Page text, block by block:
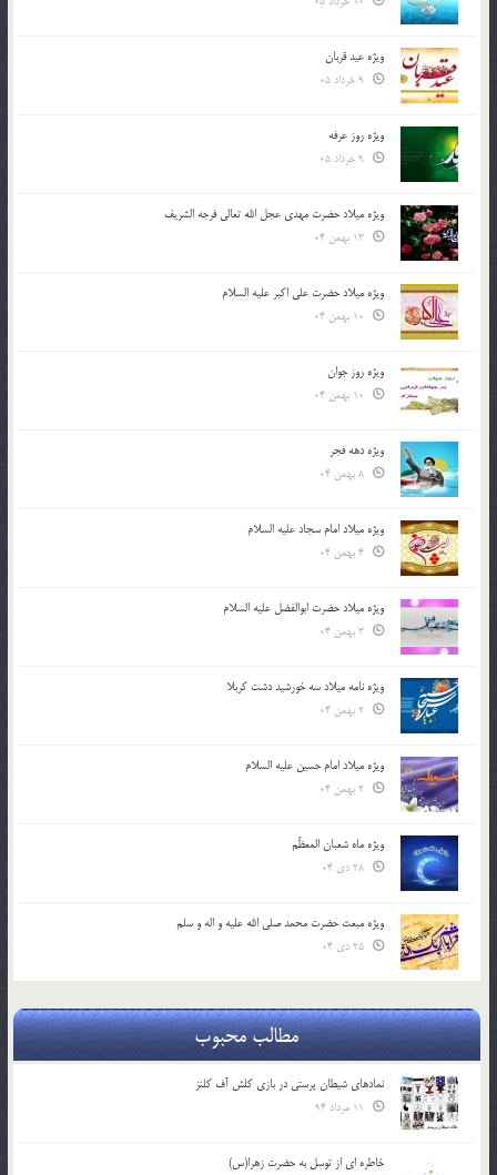
ویژه عید قربان
ویژه روز عرفه
ویژه میلاد حضرت مهدی عجل الله تعالی فرجه الشريف
ویژه میلاد حضرت علی اکبر علیه السلام
ویژه روز جوان
ویژه دهه فجر
ویژه میلاد امام سجاد علیه السلام
ویژه میلاد حضرت ابوالفضل علیه السلام
ویژه نامه میلاد سه خورشید دشت کربلا
ویژه میلاد امام حسین علیه السلام
ویژه ماه شعبان المعظّم
ویژه مبعث حضرت محمد صلی الله علیه و اله و سلم
مطالب محبوب
نمادهای شیطان پرستی در بازی کلش آف کلنز
خاطره ای از توسل به حضرت زهرا(س)